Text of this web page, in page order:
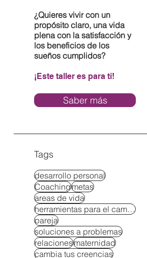
¿Quieres vivir con un
propósito claro, una vida
plena con la satisfacción y
los beneficios de los
sueños cumplidos?
¡Este taller es para ti!
Saber más
Tags
desarrollo personal
Coachingmetas
areas de vida
herramientas para el cambio
pareja
soluciones a problemas
relacionesmaternidad
cambia tus creencias